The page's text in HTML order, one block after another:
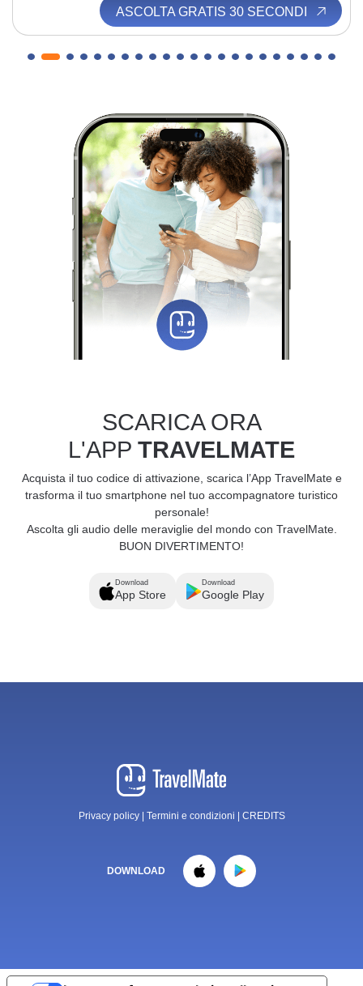
ASCOLTA GRATIS 30 SECONDI
SCARICA ORA
L'APP TRAVELMATE
Acquista il tuo codice di attivazione, scarica l’App TravelMate e
trasforma il tuo smartphone nel tuo accompagnatore turistico
personale!
Ascolta gli audio delle meraviglie del mondo con TravelMate.
BUON DIVERTIMENTO!
Download
App Store
Download
Google Play
Privacy policy| Termini e condizioni CREDITS
DOWNLOAD